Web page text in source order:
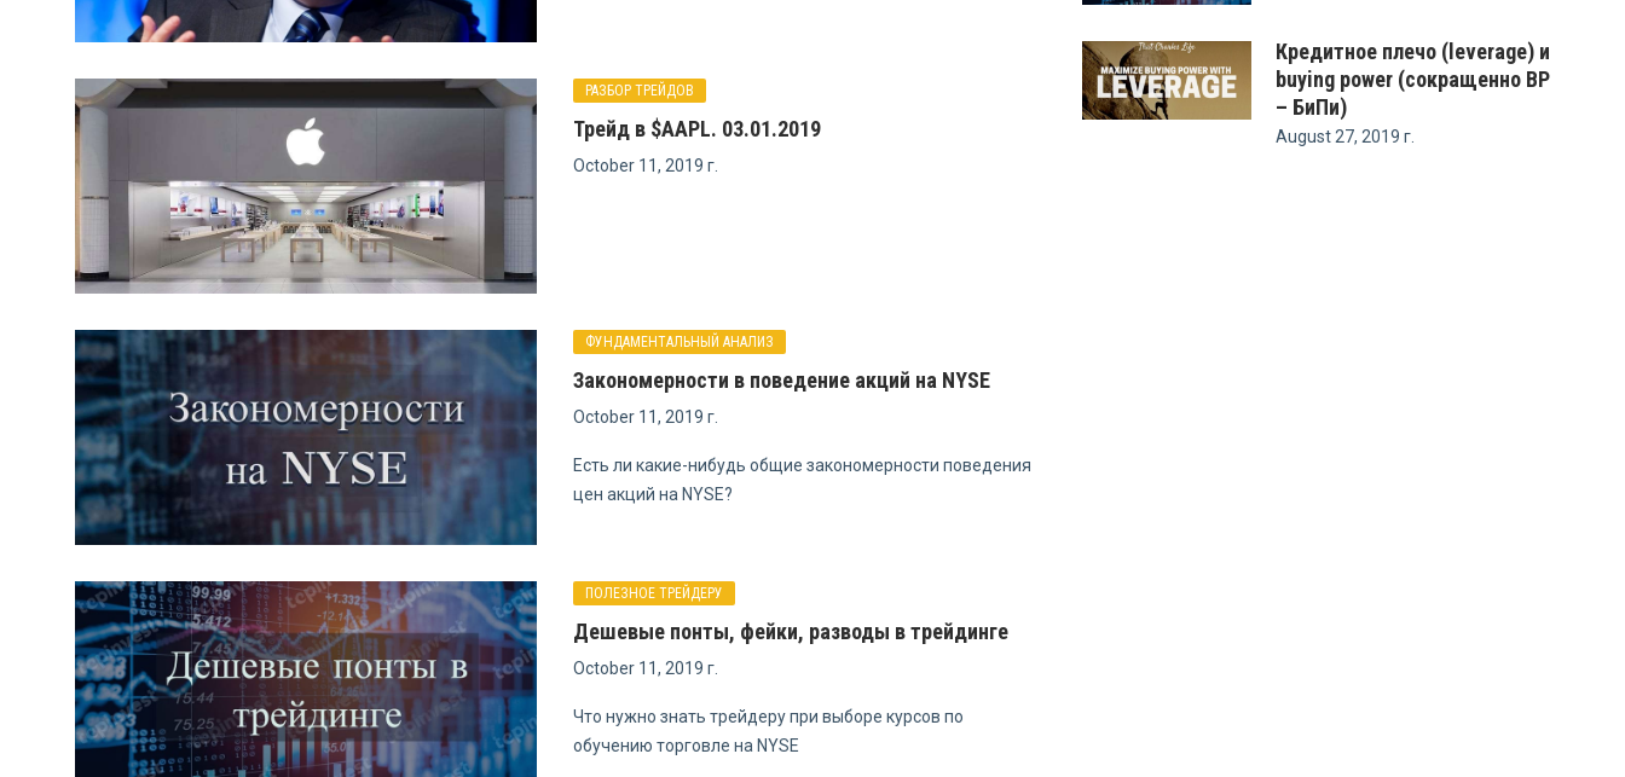
РАЗБОР ТРЕЙДОВ
Трейд в $AAPL. 03.01.2019
October 11, 2019 г.
ФУНДАМЕНТАЛЬНЫЙ АНАЛИЗ
Закономерности в поведение акций на NYSE
October 11, 2019 г.
Есть ли какие-нибудь общие закономерности поведения
цен акций на NYSE?
ПОЛЕЗНОЕ ТРЕЙДЕРУ
Дешевые понты, фейки, разводы в трейдинге
October 11, 2019 г.
Что нужно знать трейдеру при выборе курсов по
обучению торговле на NYSE
Кредитное плечо (leverage) и
buying power (сокращенно BP
– БиПи)
August 27, 2019 г.